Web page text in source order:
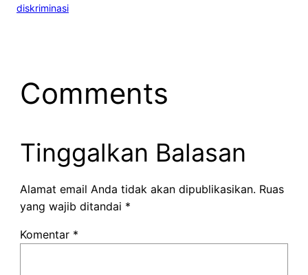
diskriminasi
Comments
Tinggalkan Balasan
Alamat email Anda tidak akan dipublikasikan. Ruas
yang wajib ditandai *
Komentar *